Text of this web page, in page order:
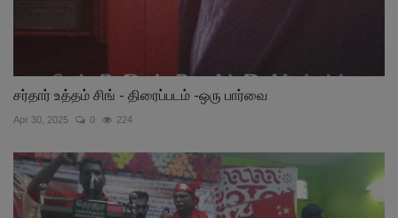
சர்தார் உத்தம் சிங் - திரைப்படம் -ஒரு பார்வை
Apr 30, 2025 0 224